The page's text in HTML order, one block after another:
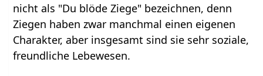
nicht als "Du blöde Ziege" bezeichnen, denn
Ziegen haben zwar manchmal einen eigenen
Charakter, aber insgesamt sind sie sehr soziale,
freundliche Lebewesen.